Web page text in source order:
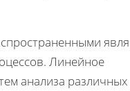
Линейное
анализа